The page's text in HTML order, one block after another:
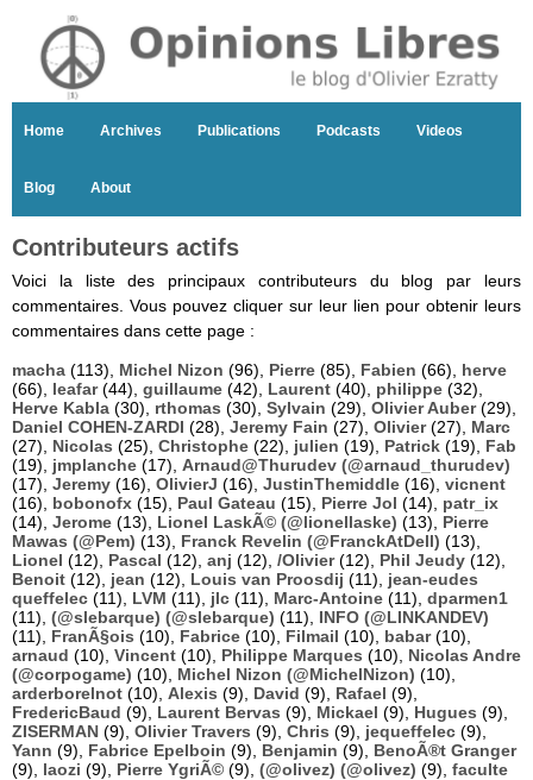
Home Archives Publications Podcasts Videos
Blog About
Contributeurs actifs
Voici la liste des principaux contributeurs du blog par leurs
commentaires. Vous pouvez cliquer sur leur lien pour obtenir leurs
commentaires dans cette page :
macha (113), Michel Nizon (96), Pierre (85), Fabien (66), herve
(66), leafar(44), guillaume (42), Laurent (40), philippe (32),
Herve Kabla (30), rthomas (30), Sylvain (29), Olivier Auber(29),
Daniel COHEN-ZARDI (28), Jeremy Fain (27), Olivier(27), Marc
(27), Nicolas (25), Christophe (22), julien (19), Patrick (19), Fab
(19), jmplanche (17), Arnaud@Thurudev (@arnaud_thurudev)
(17), Jeremy (16), OlivierJ (16), JustinThemiddle (16), vicnent
(16), bobonofx (15), Paul Gateau (15), Pierre Jol (14), patr_ix
(14), Jerome (13), Lionel LaskÃ© (@lionellaske) (13), Pierre
Mawas (@Pem) (13), Franck Revelin (@FranckAtDell) (13),
Lionel (12), Pascal (12), anj (12), /Olivier(12), Phil Jeudy (12),
Benoit (12), jean (12), Louis van Proosdij (11), jean-eudes
queffelec (11), LVM (11), jlc (11), Marc-Antoine (11), dparmen1
(11), (@slebarque) (@slebarque) (11), INFO (@LINKANDEV)
(11), FranÃ§ois (10), Fabrice (10), Filmail (10), babar(10),
arnaud (10), Vincent (10), Philippe Marques (10), Nicolas Andre
(@corpogame) (10), Michel Nizon (@MichelNizon) (10),
arderborelnot (10), Alexis (9), David (9), Rafael (9),
FredericBaud (9), Laurent Bervas (9), Mickael (9), Hugues (9),
ZISERMAN (9), Olivier Travers (9), Chris (9), jequeffelec (9),
Yann (9), Fabrice Epelboin (9), Benjamin (9), BenoÃ®t Granger
(9), laozi (9), Pierre YgriÃ© (9), (@olivez) (@olivez) (9), faculte